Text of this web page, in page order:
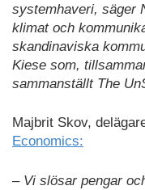
systemhaveri, säger
klimat och
skandinaviska
Kiese som,
sammanställt The
Majbrit Skov,
Economics:
– Vi slösar pengar